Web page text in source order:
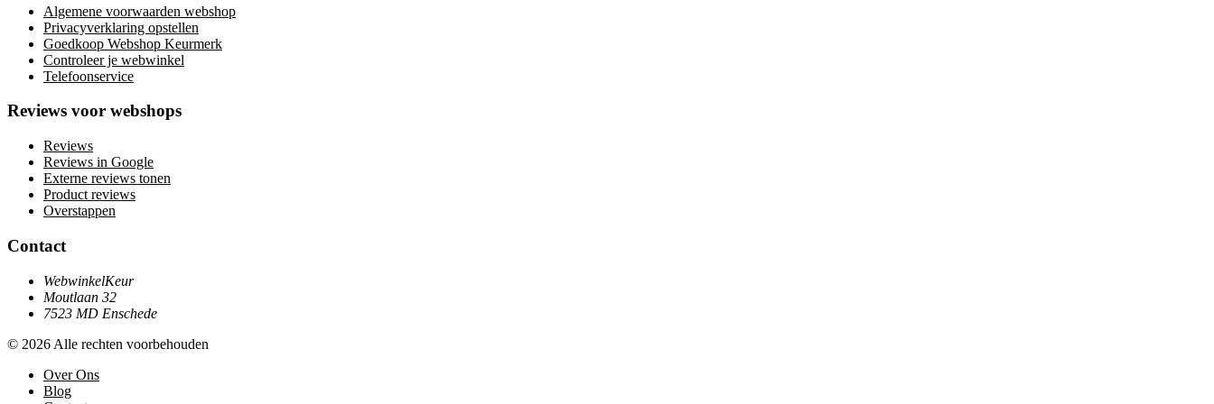
Algemene voorwaarden webshop
Privacyverklaring opstellen
Goedkoop Webshop Keurmerk
Controleer je webwinkel
Telefoonservice
Reviews voor webshops
Reviews
Reviews in Google
Externe reviews tonen
Product reviews
Overstappen
Contact
WebwinkelKeur
Moutlaan 32
7523 MD Enschede
© 2026 Alle rechten voorbehouden
Over Ons
Blog